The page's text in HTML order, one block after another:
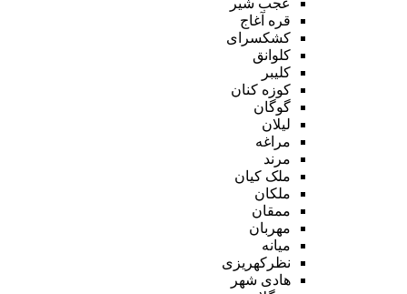
قره آغاج
کشکسرای
کلوانق
کلیبر
کوزه کنان
گوگان
لیلان
مراغه
مرند
ملک کیان
ملکان
ممقان
مهربان
میانه
نظرکهریزی
هادی شهر